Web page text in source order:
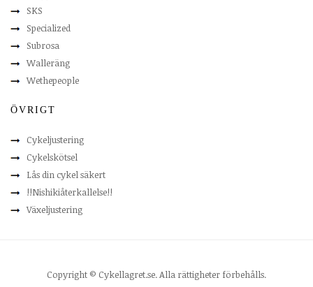
SKS
Specialized
Subrosa
Walleräng
Wethepeople
ÖVRIGT
Cykeljustering
Cykelskötsel
Lås din cykel säkert
!!Nishikiåterkallelse!!
Växeljustering
Copyright © Cykellagret.se. Alla rättigheter förbehålls.